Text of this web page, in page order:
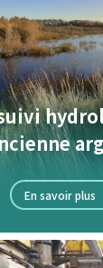
En savoir plus